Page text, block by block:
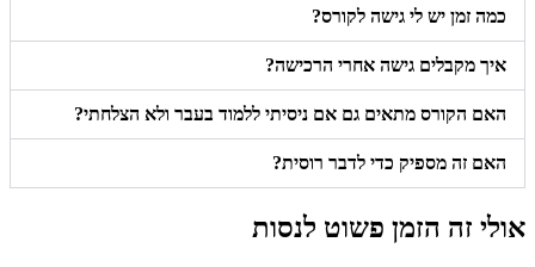
כמה זמן יש לי גישה לקורס?
איך מקבלים גישה אחרי הרכישה?
האם הקורס מתאים גם אם ניסיתי ללמוד בעבר ולא הצלחתי?
האם זה מספיק כדי לדבר רוסית?
אולי זה הזמן פשוט לנסות